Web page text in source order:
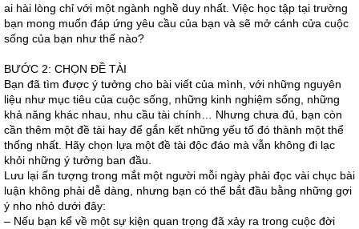
ai hài lòng chỉ với một ngành nghề duy nhất. Việc học tập tại trường
bạn mong muốn đáp ứng yêu cầu của bạn và sẽ mở cánh cửa cuộc
sống của bạn như thế nào?
BƯỚC 2: CHỌN ĐỀ TÀI
Bạn đã tìm được ý tưởng cho bài viết của mình, với những nguyên
liệu như mục tiêu của cuộc sống, những kinh nghiệm sống, những
khả năng khác nhau, nhu cầu tài chính… Nhưng chưa đủ, bạn còn
cần thêm một đề tài hay để gắn kết những yếu tố đó thành một thể
thống nhất. Hãy chọn lựa một đề tài độc đáo mà vẫn không đi lạc
khỏi những ý tưởng ban đầu.
Lưu lại ấn tượng trong mắt một người mỗi ngày phải đọc vài chục bài
luận không phải dễ dàng, nhưng bạn có thể bắt đầu bằng những gợi
ý nho nhỏ dưới đây:
– Nếu bạn kể về một sự kiện quan trọng đã xảy ra trong cuộc đời